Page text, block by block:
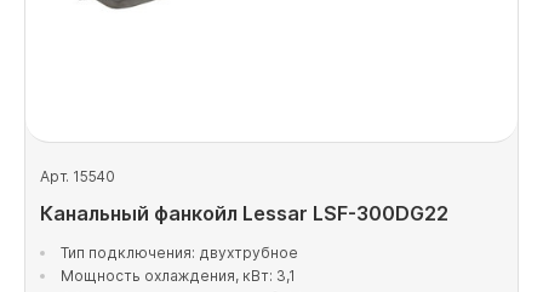
Арт. 15540
Канальный фанкойл Lessar LSF-300DG22
Тип подключения: двухтрубное
Мощность охлаждения, кВт: 3,1